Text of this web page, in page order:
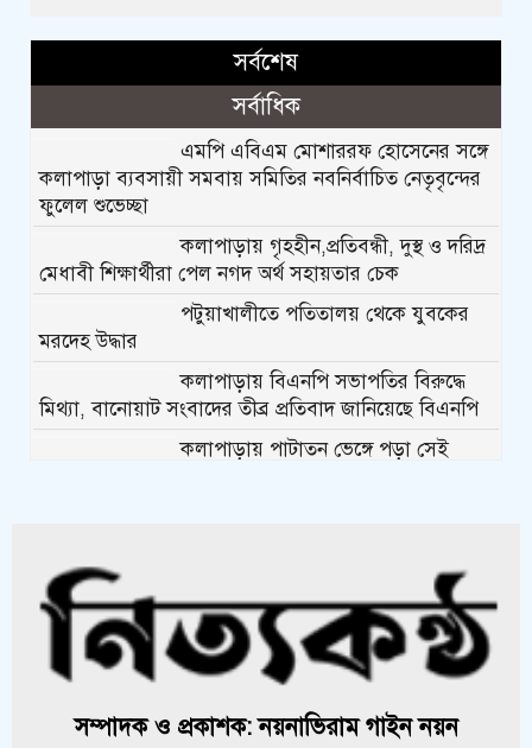
সর্বশেষ
সর্বাধিক
এমপি এবিএম মোশাররফ হোসেনের সঙ্গে
কলাপাড়া ব্যবসায়ী সমবায় সমিতির নবনির্বাচিত নেতৃবৃন্দের
ফুলেল শুভেচ্ছা
কলাপাড়ায় গৃহহীন,প্রতিবন্ধী, দুস্থ ও দরিদ্র
মেধাবী শিক্ষার্থীরা পেল নগদ অর্থ সহায়তার চেক
পটুয়াখালীতে পতিতালয় থেকে যুবকের
মরদেহ উদ্ধার
কলাপাড়ায় বিএনপি সভাপতির বিরুদ্ধে
মিথ্যা, বানোয়াট সংবাদের তীব্র প্রতিবাদ জানিয়েছে বিএনপি
কলাপাড়ায় পাটাতন ভেঙ্গে পড়া সেই
কলাপাড়ায় জমি নিয়ে হয়রানির অভিযোগে
সংবাদ সম্মেলন
২০২৬-২০২৭ কমিটি গঠন
সম্পাদক ও প্রকাশক: নয়নাভিরাম গাইন নয়ন